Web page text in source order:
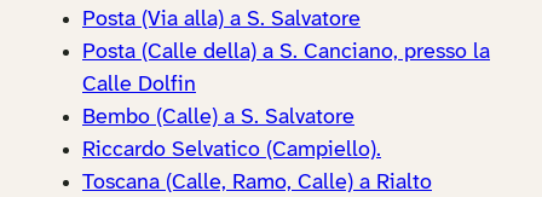
Posta (Via alla) a S. Salvatore
Posta (Calle della) a S. Canciano, presso la
Calle Dolfin
Bembo (Calle) a S. Salvatore
Riccardo Selvatico (Campiello).
Toscana (Calle, Ramo, Calle) a Rialto